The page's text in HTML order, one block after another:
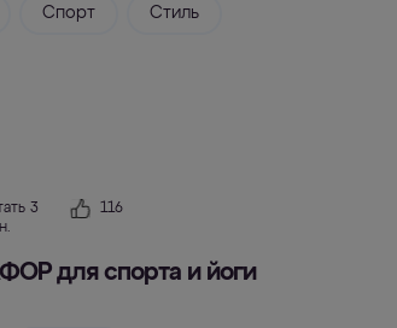
Спорт Стиль
3
116
для спорта и йоги